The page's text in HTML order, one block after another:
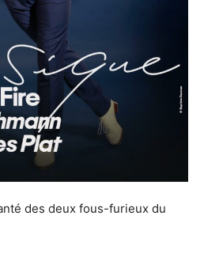
des deux fous-furieux du